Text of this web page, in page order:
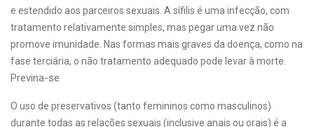
e estendido aos parceiros sexuais. A sífilis é uma infecção, com
tratamento relativamente simples, mas pegar uma vez não
promove imunidade. Nas formas mais graves da doença, como na
fase terciária, o não tratamento adequado pode levar à morte.
Previna-se
O uso de preservativos (tanto femininos como masculinos)
durante todas as relações sexuais (inclusive anais ou orais) é a